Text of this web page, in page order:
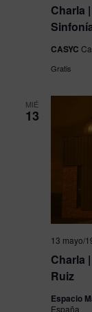
Charla
CASYC
Gratis
MIÉ
13
Charla
Ruiz
13 mayo/
Espacio
España